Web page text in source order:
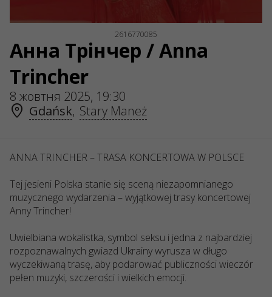
2616770085
Анна Трінчер / Anna
Trincher
8 жовтня 2025, 19:30
Gdańsk, Stary Maneż
ANNA TRINCHER – TRASA KONCERTOWA W POLSCE
Tej jesieni Polska stanie się sceną niezapomnianego
muzycznego wydarzenia – wyjątkowej trasy koncertowej
Anny Trincher!
Uwielbiana wokalistka, symbol seksu i jedna z najbardziej
rozpoznawalnych gwiazd Ukrainy wyrusza w długo
wyczekiwaną trasę, aby podarować publiczności wieczór
pełen muzyki, szczerości i wielkich emocji.